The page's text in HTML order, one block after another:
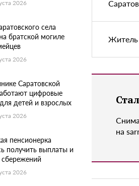
2026
села
братской могиле
2026
Саратовской
цифровые
детей и взрослых
2026
пенсионерка
получить выплаты и
2026
Житель
на